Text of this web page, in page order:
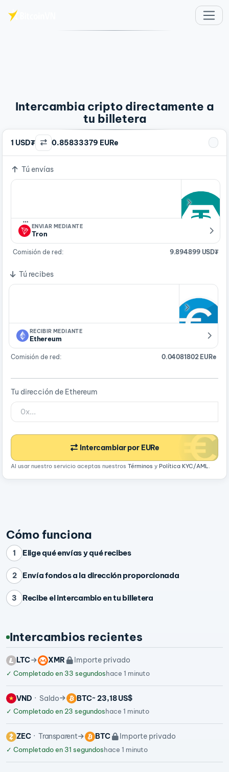
Intercambia cripto directamente a
tu billetera
1 USD₮ 0.85833379 EURe
Tú envías
…
ENVIAR MEDIANTE
Tron
Comisión de red: 9.894899 USD₮
Tú recibes
RECIBIR MEDIANTE
Ethereum
Comisión de red: 0.04081802 EURe
Tu dirección de Ethereum
Intercambiar por EURe
Al usar nuestro servicio aceptas nuestros Términos y Política KYC/AML.
Cómo funciona
1 Elige qué envías y qué recibes
2 Envía fondos a la dirección proporcionada
3 Recibe el intercambio en tu billetera
Intercambios recientes
LTC XMR Importe privado
✓ Completado en 33 segundoshace 1 minuto
VND Saldo BTC~ 23,18 US$
✓ Completado en 23 segundoshace 1 minuto
ZEC Transparent BTC Importe privado
✓ Completado en 31 segundoshace 1 minuto